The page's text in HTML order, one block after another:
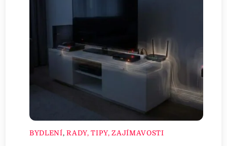
BYDLENÍ,RADY, TIPY, ZAJÍMAVOSTI